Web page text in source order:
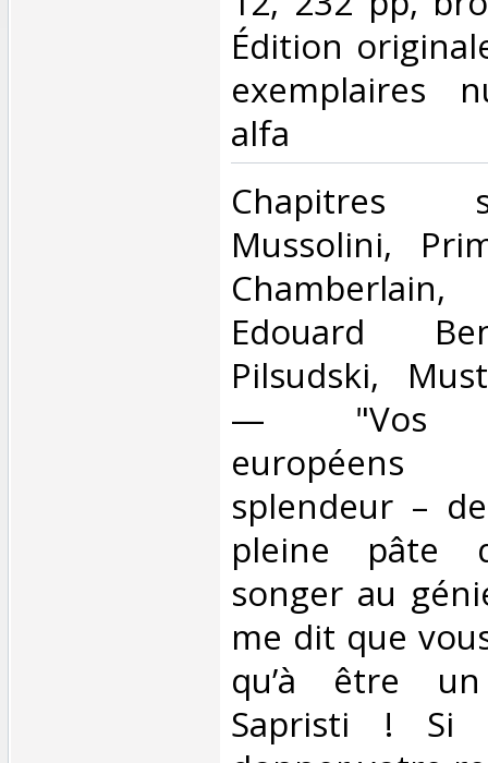
Édition
exemplaires
alfa‎
‎Chapitres
Mussolini,
Edouard
Pilsudski,
— "Vos
splendeur –
pleine pâte
songer au
me dit que
qu’à être un
Sapristi ! Si